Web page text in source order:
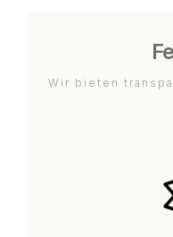
Wir bieten